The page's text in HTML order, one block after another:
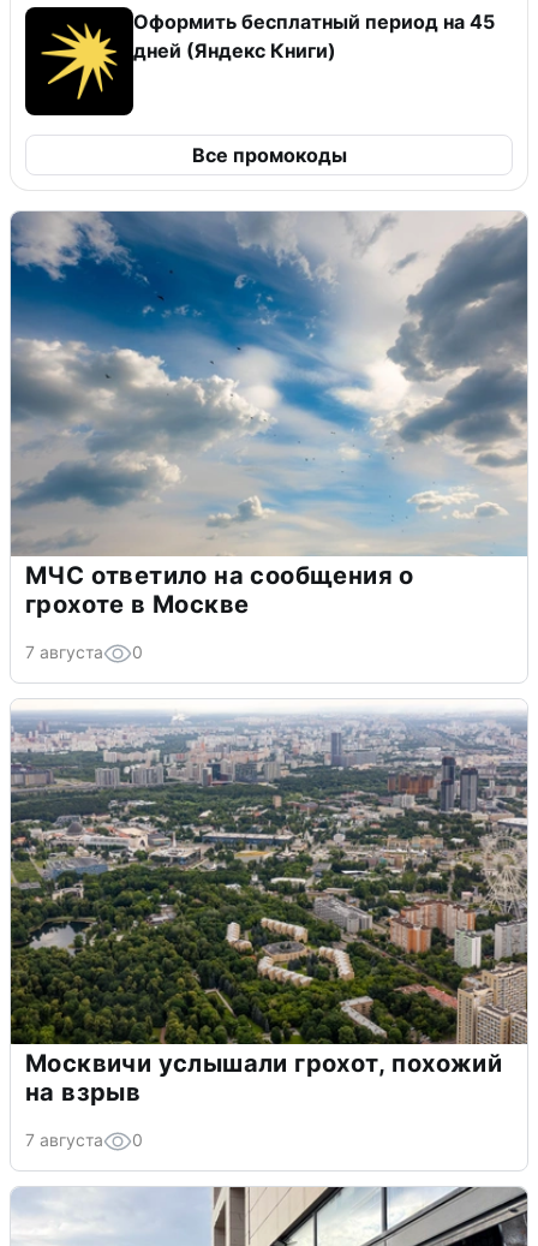
Оформить бесплатный период на 45
дней (Яндекс Книги)
Все промокоды
МЧС ответило на сообщения о
грохоте в Москве
7 августа 0
Москвичи услышали грохот, похожий
на взрыв
7 августа 0